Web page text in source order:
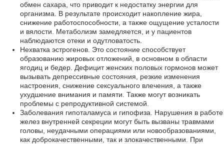
обмен сахара, что приводит к недостатку энергии для
организма. В результате происходит накопление жира,
снижение работоспособности, а также ощущение усталости
и вялости. Метаболизм замедляется, и у пациентов
наблюдаются отеки и одутловатость.
Нехватка эстрогенов. Это состояние способствует
образованию жировых отложений, в основном в области
ягодиц и бедер. Дефицит женских половых гормонов может
вызывать депрессивные состояния, резкие изменения
настроения, снижение сексуального влечения, а также
ухудшение внимания и памяти. Также могут возникать
проблемы с репродуктивной системой.
Заболевания гипоталамуса и гипофиза. Нарушения в работе
желез внутренней секреции могут быть вызваны травмами
головы, неудачными операциями или новообразованиями,
как доброкачественными, так и злокачественными. При